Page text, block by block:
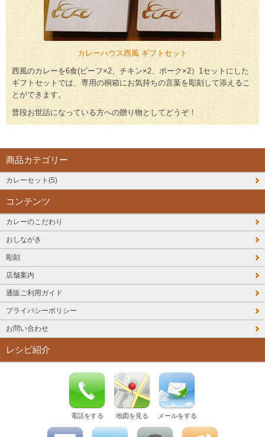
カレーハウス西風 ギフトセット
西風のカレーを6食(ビーフ×2、チキン×2、ポーク×2）1セットにした
ギフトセットでは、専用の桐箱にお気持ちの言葉を彫刻して添えるこ
とができます。
普段お世話になっている方への贈り物としてどうぞ！
商品カテゴリー
カレーセット(5)
コンテンツ
カレーのこだわり
おしながき
彫刻
店舗案内
通販ご利用ガイド
プライバシーポリシー
お問い合わせ
レシピ紹介
電話をする 地図を見る メールをする